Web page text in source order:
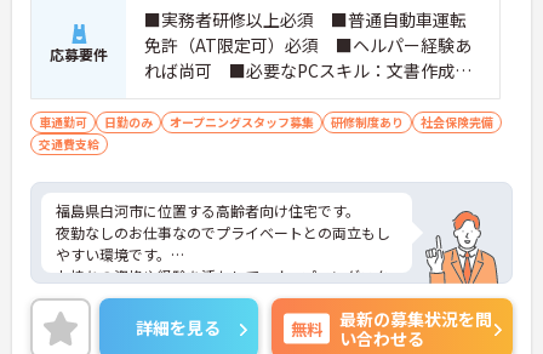
応募要件
■実務者研修以上必須 ■普通自動車運転
免許（AT限定可）必須 ■ヘルパー経験あ
れば尚可 ■必要なPCスキル：文書作成、
表計算、管理できる
車通勤可 日勤のみ オープニングスタッフ募集 研修制度あり
社会保険完備
交通費支給
福島県白河市に位置する高齢者向け住宅です。
夜勤なしのお仕事なのでプライベートとの両立もし
やすい環境です。
お持ちの資格や経験を活かして、オープニングスタ
ッフとして活気ある施設を作っていきませんか♪
ご興味をお持ちの方はお気軽にお問い合わせくださ
い。
詳細を見る 無料
最新の募集状況を問
い合わせる